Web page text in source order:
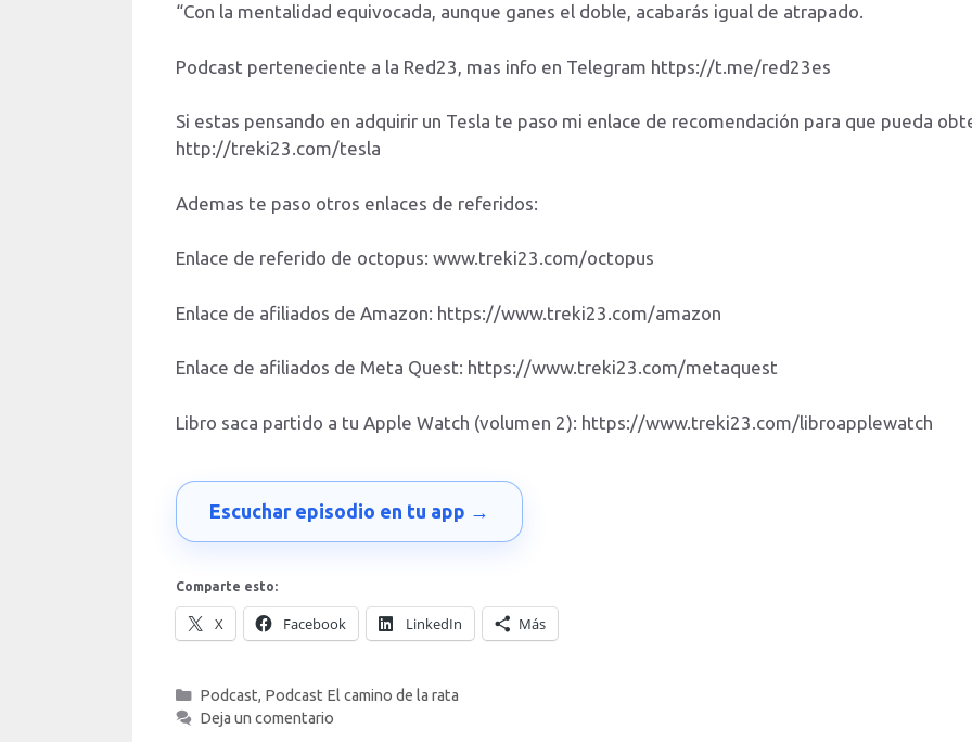
“Con la mentalidad equivocada, aunque ganes el doble, acabarás igual de atrapado.
Podcast perteneciente a la Red23, mas info en Telegram https://t.me/red23es
Si estas pensando en adquirir un Tesla te paso mi enlace de recomendación para que pueda
http://treki23.com/tesla
Ademas te paso otros enlaces de referidos:
Enlace de referido de octopus: www.treki23.com/octopus
Enlace de afiliados de Amazon: https://www.treki23.com/amazon
Enlace de afiliados de Meta Quest: https://www.treki23.com/metaquest
Libro saca partido a tu Apple Watch (volumen 2): https://www.treki23.com/libroapplewatch
Escuchar episodio en tu app →
Comparte esto:
X Facebook LinkedIn Más
Categorías
Podcast, Podcast El camino de la rata
Deja un comentario